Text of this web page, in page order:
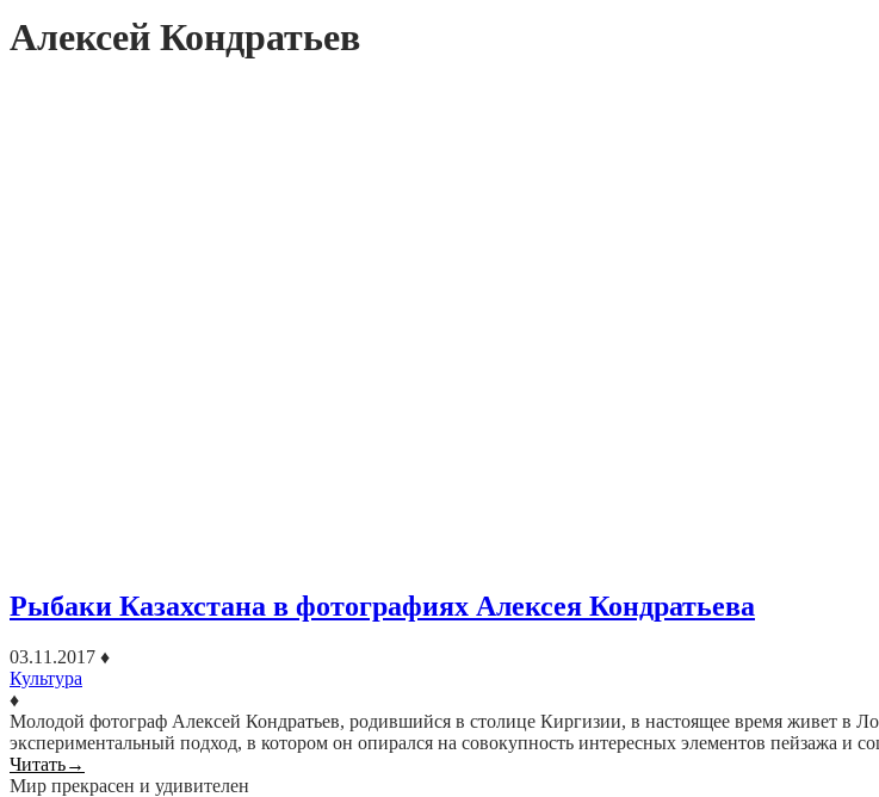
Алексей Кондратьев
Рыбаки Казахстана в фотографиях Алексея Кондратьева
03.11.2017 ♦
Культура
♦
Молодой фотограф Алексей Кондратьев, родившийся в столице Киргизии, в настоящее время живет в
экспериментальный подход, в котором он опирался на совокупность интересных элементов пейзажа и
Читать→
Мир прекрасен и удивителен